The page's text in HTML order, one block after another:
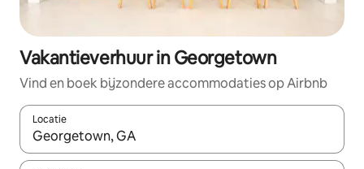
Vakantieverhuur in Georgetown
Vind en boek bijzondere accommodaties op Airbnb
Locatie
Wanneer er suggesties beschikbaar zijn, maak je een keuze